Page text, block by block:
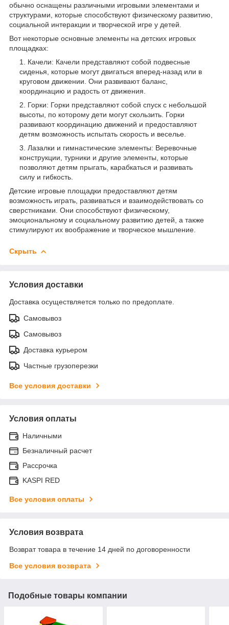
обычно оснащены различными игровыми элементами и
структурами, которые способствуют физическому развитию,
социальной интеракции и творческой игре у детей.
Вот некоторые основные элементы на детских игровых
площадках:
Качели: Качели представляют собой подвесные
сиденья, которые могут двигаться вперед-назад или в
круговом движении. Они развивают баланс,
координацию и радость от движения.
Горки: Горки представляют собой спуск с небольшой
высоты, по которому дети могут скользить. Горки
развивают координацию движений и предоставляют
детям возможность испытать скорость и веселье.
Лазалки и гимнастические элементы: Веревочные
конструкции, турники и другие элементы, которые
позволяют детям прыгать, карабкаться и развивать
силу и гибкость.
Детские игровые площадки предоставляют детям
возможность играть, развиваться и взаимодействовать со
сверстниками. Они способствуют физическому,
эмоциональному и социальному развитию детей, а также
стимулируют их воображение и творческое мышление.
Скрыть
Условия доставки
Доставка осуществляется только по предоплате.
Самовывоз
Самовывоз
Доставка курьером
Частные грузоперезки
Все условия доставки
Условия оплаты
Наличными
Безналичный расчет
Рассрочка
KASPI RED
Все условия оплаты
Условия возврата
Возврат товара в течение 14 дней по договоренности
Все условия возврата
Подобные товары компании